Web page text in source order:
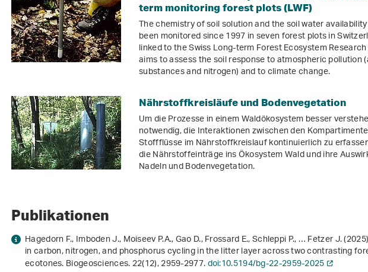
term monitoring forest plots (LWF)
The chemistry of soil solution and the soil water
been monitored since 1997 in seven forest plots in
linked to the Swiss Long-term Forest Ecosystem
aims to assess the soil response to atmospheric pollution
substances and nitrogen) and to climate change.
Nährstoffkreisläufe und Bodenvegetation
Um die Prozesse in einem Waldökosystem besser
notwendig, die Interaktionen zwischen den
Stoffflüsse im Nährstoffkreislauf kontinuierlich zu
die Nährstoffeinträge ins Ökosystem Wald und ihre
Nadeln und Bodenvegetation.
Publikationen
Hagedorn F., Imboden J., Moiseev P.A., Gao D., Frossard E., Schleppi P., … Fetzer J.
in carbon, nitrogen, and phosphorus cycling in the litter layer across two contrasting
ecotones. Biogeosciences.22(12), 2959-2977.doi:10.5194/bg-22-2959-2025